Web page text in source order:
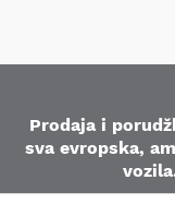
Prodaja i
sva evropska,